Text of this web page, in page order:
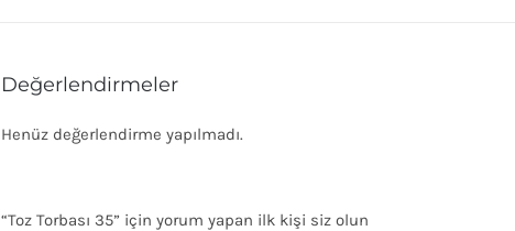
Değerlendirmeler
Henüz değerlendirme yapılmadı.
“Toz Torbası 35” için yorum yapan ilk kişi siz olun